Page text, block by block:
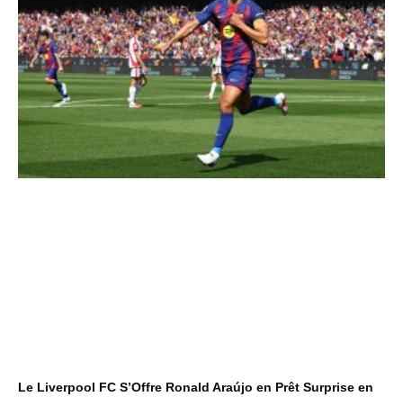
Le Liverpool FC S’Offre Ronald Araújo en Prêt Surprise en